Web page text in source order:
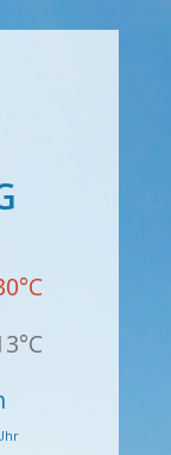
°C
°C